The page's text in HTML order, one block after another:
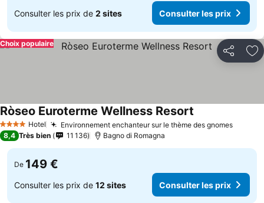
Consulter les prix de 2 sites Consulter les prix
Partager
Choix populaire
4 Étoiles Hotel Environnement enchanteur sur le thème des gnomes
Ròseo Euroterme Wellness Resort
8,4 Très bien 11 136 Bagno di Romagna
De 149 €
Consulter les prix de 12 sites Consulter les prix